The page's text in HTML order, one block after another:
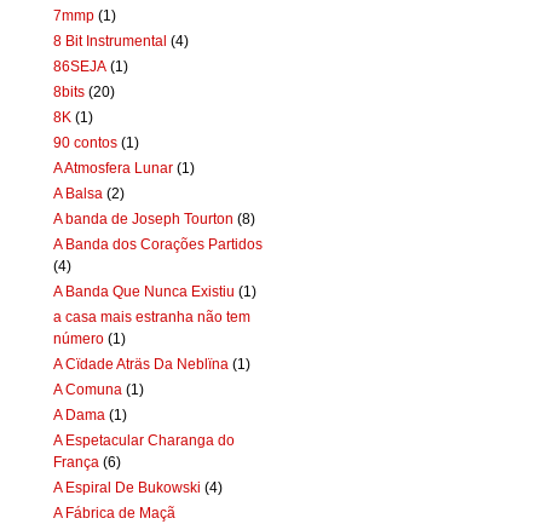
7mmp (1)
8 Bit Instrumental (4)
86SEJA (1)
8bits (20)
8K (1)
90 contos (1)
A Atmosfera Lunar (1)
A Balsa (2)
A banda de Joseph Tourton (8)
A Banda dos Corações Partidos
(4)
A Banda Que Nunca Existiu (1)
a casa mais estranha não tem
número (1)
A Cïdade Aträs Da Neblïna (1)
A Comuna (1)
A Dama (1)
A Espetacular Charanga do
França (6)
A Espiral De Bukowski (4)
A Fábrica de Maçã